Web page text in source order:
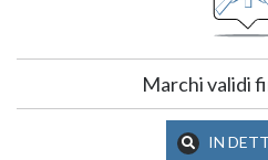
Marchi validi
IN